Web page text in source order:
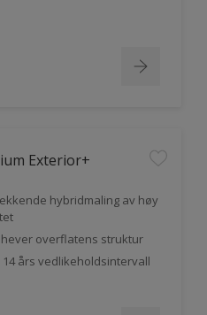
Exterior+
hybridmaling av høy
overflatens struktur
14 års vedlikeholdsintervall